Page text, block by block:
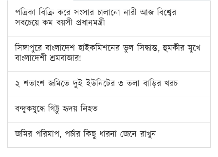
পত্রিকা বিক্রি করে সংসার চালানো নারী আজ বিশ্বের
সবচেয়ে কম বয়সী প্রধানমন্ত্রী
সিঙ্গাপুরে বাংলাদেশ হাইকমিশনের ভুল সিদ্ধান্ত, হুমকীর মুখে
বাংলাদেশী শ্রমবাজার!
২ শতাংশ জমিতে দুই ইউনিটের ৩ তলা বাড়ির খরচ
বন্দুকযুদ্ধে গিট্টু হৃদয় নিহত
জমির পরিমাপ, পর্চার কিছু ধারনা জেনে রাখুন